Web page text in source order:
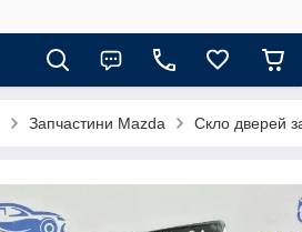
Запчастини Mazda Скло дверей